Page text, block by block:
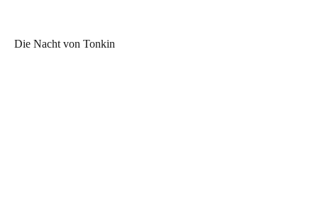
Die Nacht von Tonkin